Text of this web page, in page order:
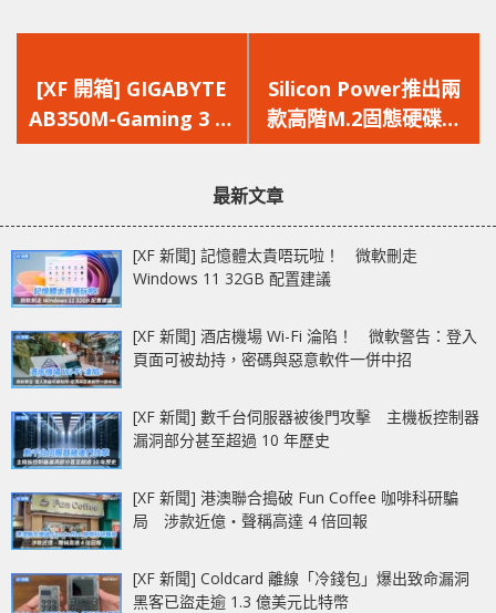
一
篇
文
[XF 開箱] GIGABYTE
AB350M-Gaming 3 主
機板 – 配 Ryzen
一
篇
文
Silicon Power推出兩
款高階M.2固態硬碟
支援PCIe Gen3 x2速度
最新文章
[XF 新聞] 記憶體太貴唔玩啦！ 微軟刪走
Windows 11 32GB 配置建議
[XF 新聞] 酒店機場 Wi-Fi 淪陷！ 微軟警告：登入
頁面可被劫持，密碼與惡意軟件一併中招
[XF 新聞] 數千台伺服器被後門攻擊 主機板控制器
漏洞部分甚至超過 10 年歷史
[XF 新聞] 港澳聯合搗破 Fun Coffee 咖啡科研騙
局 涉款近億‧聲稱高達 4 倍回報
[XF 新聞] Coldcard 離線「冷錢包」爆出致命漏洞
黑客已盜走逾 1.3 億美元比特幣